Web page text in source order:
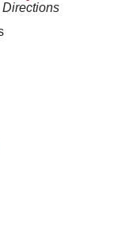
Directions